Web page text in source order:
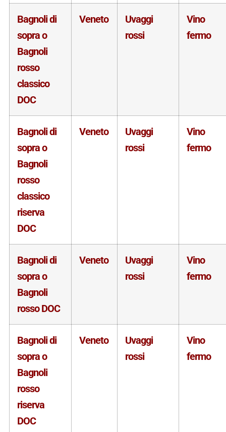
Bagnoli di
sopra o
Bagnoli
rosso
classico
DOC
Veneto
Uvaggi
rossi
Vino
fermo
Bagnoli di
sopra o
Bagnoli
rosso
classico
riserva
DOC
Veneto
Uvaggi
rossi
Vino
fermo
Bagnoli di
sopra o
Bagnoli
rosso DOC
Veneto
Uvaggi
rossi
Vino
fermo
Bagnoli di
sopra o
Bagnoli
rosso
riserva
DOC
Veneto
Uvaggi
rossi
Vino
fermo